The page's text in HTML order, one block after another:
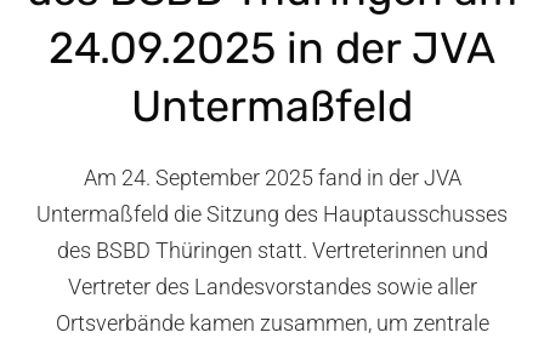
24.09.2025 in der JVA
Untermaßfeld
Am 24. September 2025 fand in der JVA
Untermaßfeld die Sitzung des Hauptausschusses
des BSBD Thüringen statt. Vertreterinnen und
Vertreter des Landesvorstandes sowie aller
Ortsverbände kamen zusammen, um zentrale